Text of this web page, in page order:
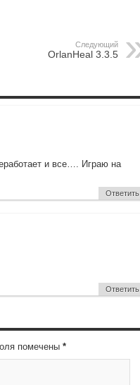
Следующий
OrlanHeal 3.3.5
и все…. Играю на
Ответить
Ответить
помечены *